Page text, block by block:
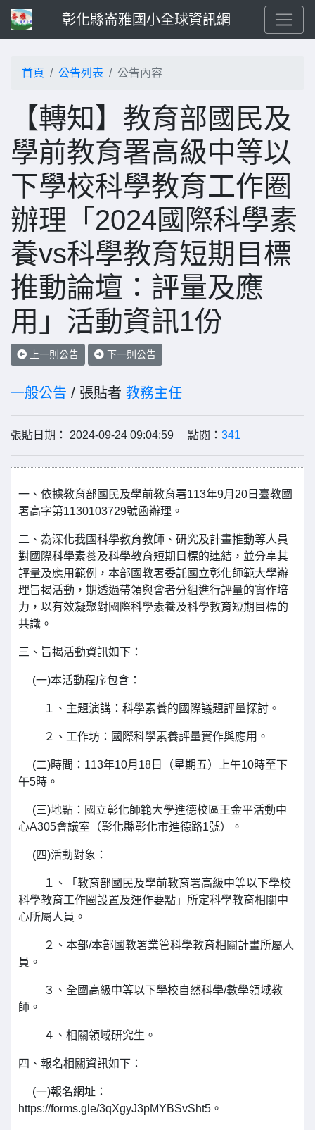
彰化縣崙雅國小全球資訊網
首頁 公告列表 公告內容
【轉知】教育部國民及
學前教育署高級中等以
下學校科學教育工作圈
辦理「2024國際科學素
養vs科學教育短期目標
推動論壇：評量及應
用」活動資訊1份
上一則公告 下一則公告
一般公告 / 張貼者 教務主任
張貼日期： 2024-09-24 09:04:59 點閱： 341
一、依據教育部國民及學前教育署113年9月20日臺教國
署高字第1130103729號函辦理。
二、為深化我國科學教育教師、研究及計畫推動等人員
對國際科學素養及科學教育短期目標的連結，並分享其
評量及應用範例，本部國教署委託國立彰化師範大學辦
理旨揭活動，期透過帶領與會者分組進行評量的實作培
力，以有效凝聚對國際科學素養及科學教育短期目標的
共識。
三、旨揭活動資訊如下：
(一)本活動程序包含：
１、主題演講：科學素養的國際議題評量探討。
２、工作坊：國際科學素養評量實作與應用。
(二)時間：113年10月18日（星期五）上午10時至下
午5時。
(三)地點：國立彰化師範大學進德校區王金平活動中
心A305會議室（彰化縣彰化市進德路1號）。
(四)活動對象：
１、「教育部國民及學前教育署高級中等以下學校
科學教育工作圈設置及運作要點」所定科學教育相關中
心所屬人員。
２、本部/本部國教署業管科學教育相關計畫所屬人
員。
３、全國高級中等以下學校自然科學/數學領域教
師。
４、相關領域研究生。
四、報名相關資訊如下：
(一)報名網址：
https://forms.gle/3qXgyJ3pMYBSvSht5。